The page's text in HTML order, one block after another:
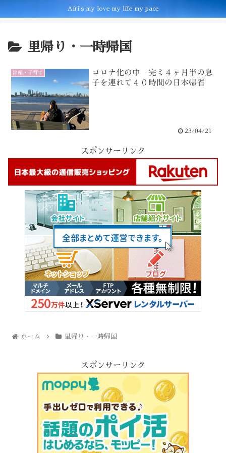
Airi's my love my life my pace
里帰り・一時帰国
出産・子育て
コロナ化の中 完ミ４ヶ月半の息
子を連れて４０時間の日本帰省
23/04/21
スポンサーリンク
ホーム 里帰り・一時帰国
スポンサーリンク